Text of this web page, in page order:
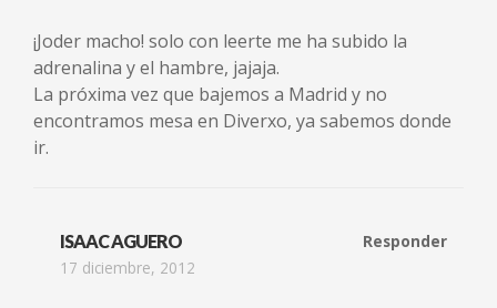
¡Joder macho! solo con leerte me ha subido la
adrenalina y el hambre, jajaja.
La próxima vez que bajemos a Madrid y no
encontramos mesa en Diverxo, ya sabemos donde
ir.
ISAAC AGUERO
17 diciembre, 2012
Responder